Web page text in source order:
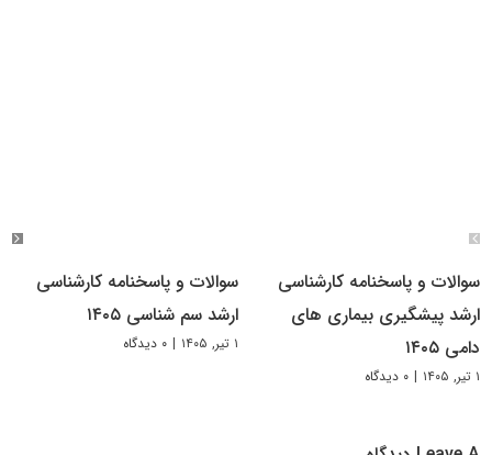
سوالات و پاسخنامه کارشناسی
ارشد پیشگیری بیماری های
دامی ۱۴۰۵
۱ تیر, ۱۴۰۵ | ۰ دیدگاه
سوالات و پاسخنامه کارشناسی
ارشد سم شناسی ۱۴۰۵
۱ تیر, ۱۴۰۵ | ۰ دیدگاه